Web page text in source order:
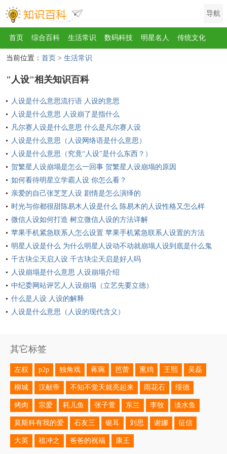
导航
首页 综合百科 生活常识 数码科技 明星名人 传统文化
互联网 健康 影视 美食
运动 游戏 家电 地理
歌曲 动物 植物
当前位置： 首页 > 生活常识
"人设"相关知识百科
人设是什么意思流行语 人设的意思
人设是什么意思 人设崩了是指什么
凡尔赛人设是什么意思 什么是凡尔赛人设
人设是什么意思（人设网络语是什么意思）
人设是什么意思（究竟“人设”是什么东西？）
贺繁星人设崩塌是怎么一回事 贺繁星人设崩塌的原因
如何看待明星立学霸人设 你怎么看？
亲爱的自己张芝芝人设 剧情是怎么演绎的
时光与你都很甜陈易木人设是什么 陈易木的人设性格又怎么样
微信人设如何打造 树立微信人设的方法详解
苹果手机紧急联系人怎么设置 苹果手机紧急联系人设置的方法
明星人设是什么 为什么明星人设动不动就崩塌人设到底是什么鬼
千古玦尘天启人设 千古玦尘天启是好人吗
人设崩塌是什么意思 人设崩塌介绍
中纪委网站评艺人人设崩塌（立艺先要立德）
什么是人设 人设的解释
人设是什么意思（人设的现代含义）
其它标签
左权 p2p 独角戏 蒋琬 芭蕾 熏鸡 王熙 吴磊
柳城 汉献帝 不知不觉天就亮起来 雨花石 绥德
烤肉 宗爱 耗儿鱼 张子萱 东兰 李牧 淡水鱼
莫斯科有我的爱 石友三 银耳 刘思 谢娜 征信
大英 祖冲之 爸爸的祝福 康王